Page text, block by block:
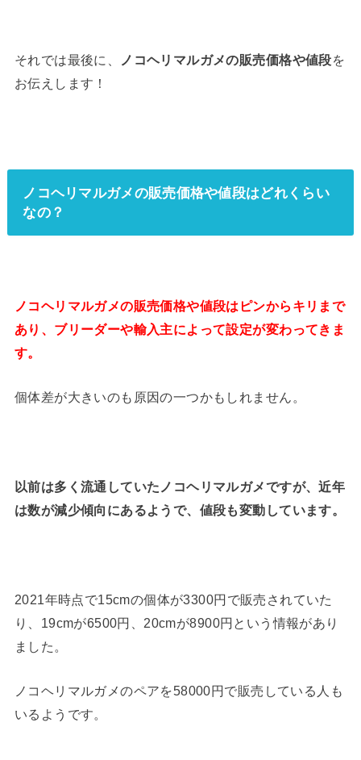
それでは最後に、 ノコヘリマルガメの販売価格や値段を
お伝えします！
ノコヘリマルガメの販売価格や値段はどれくらい
なの？
ノコヘリマルガメの販売価格や値段はピンからキリまで
あり、ブリーダーや輸入主によって設定が変わってきま
す。
個体差が大きいのも原因の一つかもしれません。
以前は多く流通していたノコヘリマルガメですが、近年
は数が減少傾向にあるようで、値段も変動しています。
2021年時点で15cmの個体が3300円で販売されていた
り、19cmが6500円、20cmが8900円という情報があり
ました。
ノコヘリマルガメのペアを58000円で販売している人も
いるようです。